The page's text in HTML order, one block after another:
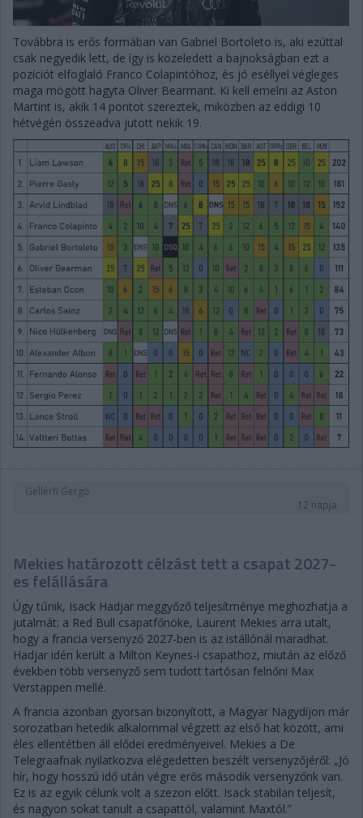
Továbbra is erős formában van Gabriel Bortoleto is, aki ezúttal
csak negyedik lett, de így is közeledett a bajnokságban ezt a
pozíciót elfoglaló Franco Colapintóhoz, és jó eséllyel végleges
maga mögött hagyta Oliver Bearmant. Ki kell emelni az Aston
Martint is, akik 14 pontot szereztek, miközben az eddigi 10
hétvégén összeadva jutott nekik 19.
Gellérfi Gergő
12 napja
Mekies határozott célzást tett a csapat 2027-
es felállására
Úgy tűnik, Isack Hadjar meggyőző teljesítménye meghozhatja a
jutalmát: a Red Bull csapatfőnöke, Laurent Mekies arra utalt,
hogy a francia versenyző 2027-ben is az istállónál maradhat.
Hadjar idén került a Milton Keynes-i csapathoz, miután az előző
években több versenyző sem tudott tartósan felnőni Max
Verstappen mellé.
A francia azonban gyorsan bizonyított, a Magyar Nagydíjon már
sorozatban hetedik alkalommal végzett az első hat között, ami
éles ellentétben áll elődei eredményeivel. Mekies a De
Telegraafnak nyilatkozva elégedetten beszélt versenyzőjéről: „Jó
hír, hogy hosszú idő után végre erős második versenyzőnk van.
Ez is az egyik célunk volt a szezon előtt. Isack stabilan teljesít,
és nagyon sokat tanult a csapattól, valamint Maxtól.”